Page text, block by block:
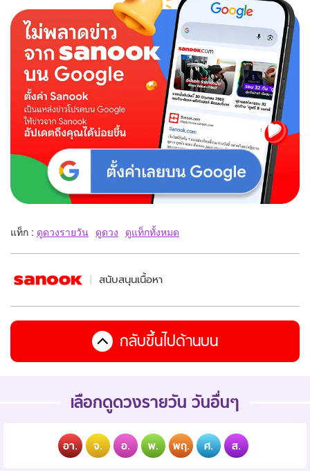
แท็ก : ดูดวงรายวัน ดูดวง ดูแท็กทั้งหมด
สนับสนุนเนื้อหา
กลับขึ้นไปด้านบน
เลือกดูดวงรายวัน วันอื่นๆ
อา. จ. อ. พ. พฤ. ศ. ส.